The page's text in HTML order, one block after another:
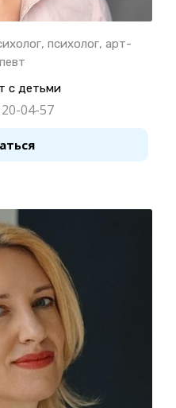
психолог, арт-
с детьми
04-57